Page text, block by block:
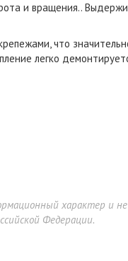
и вращения..
что
легко
характер и
Федерации.